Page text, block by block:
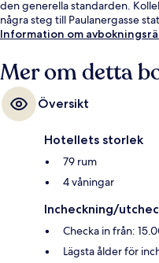
den generella standarden.
några steg till Paulanergasse
tar det 3 minuter att gå.
Information om
Mer om detta
Översikt
Hotellets storlek
79 rum
4 våningar
Incheckning/
Checka in från:
Lägsta ålder för